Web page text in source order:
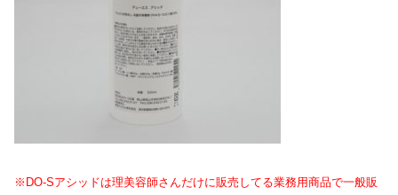
※DO-Sアシッドは理美容師さんだけに販売してる業務用商品で一般販